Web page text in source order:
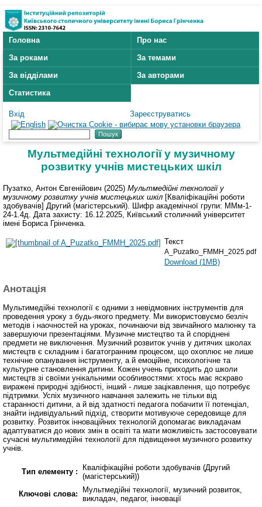
Головна
Про нас
За роками
За темами
За відділами
За авторами
Статистика
Вхід Зареєструватись
Мультмедійні технології у музичному
розвитку учнів мистецьких шкіл
Пузатко, Антон Євгенійович (2025) Мультмедійні технології у
музичному розвитку учнів мистецьких шкіл [Кваліфікаційні роботи
здобувачів] Другий (магістерський). Шифр академічної групи: ММм-1-
24-1.4д. Дата захисту: 16.12.2025, Київський столичний університет
імені Бориса Грінченка.
Текст
A_Puzatko_FMMH_2025.pdf
Download (1MB)
Анотація
Мультимедійні технології є одними з невідмовних інструментів для
проведення уроку з будь-якого предмету. Ми використовуємо безліч
методів і наочностей на уроках, починаючи від звичайного малюнку та
завершуючи презентаціями. Музичне мистецтво та й споріднені
предмети не виключення. Музичний розвиток учнів у дитячих школах
мистецтв є складним і багатогранним процесом, що охоплює не лише
технічне опанування інструменту, а й емоційне, психологічне та
культурне становлення дитини. Кожен учень приходить до школи
мистецтв зі своїми унікальними особливостями: хтось має яскраво
виражені природні здібності, інший - лише зацікавлення, що потребує
підтримки. Успіх музичного навчання залежить не тільки від
старанності дитини, а й від здатності педагога побачити її потенціал,
знайти індивідуальний підхід, створити мотивуюче середовище для
розвитку. Розвиток інноваційних технологій допомагає викладачам
адаптуватися до нових змін в освіті та мати можливість застосовувати
сучасні мультимедійні технології для підвищення музичного розвитку
учнів.
Тип елементу :
Кваліфікаційні роботи здобувачів (Другий
(магістерський))
Ключові слова:
Мультмедійні технології, музичний розвиток,
викладач, педагог, інновації